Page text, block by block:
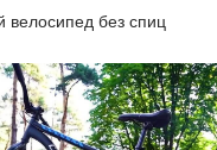
велосипед без спиц